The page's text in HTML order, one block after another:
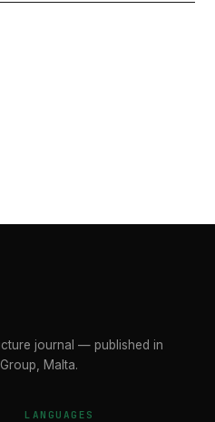
journal — published in
Malta.
LANGUAGES